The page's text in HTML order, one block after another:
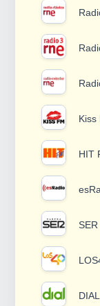
Kiss
HIT
SER
DIAL